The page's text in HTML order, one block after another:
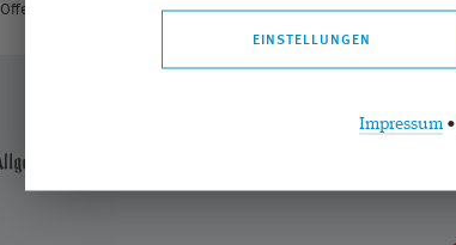
Offenwinkel-Glaukom
EINSTELLUNGEN
Impressum•